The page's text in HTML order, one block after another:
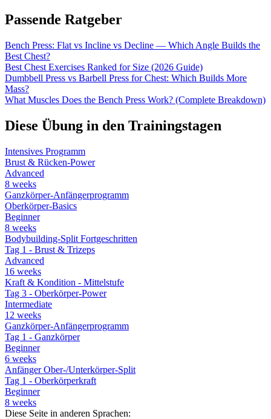
Passende Ratgeber
Bench Press: Flat vs Incline vs Decline — Which Angle Builds the
Best Chest?
Best Chest Exercises Ranked for Size (2026 Guide)
Dumbbell Press vs Barbell Press for Chest: Which Builds More
Mass?
What Muscles Does the Bench Press Work? (Complete Breakdown)
Diese Übung in den Trainingstagen
Intensives Programm
Brust & Rücken-Power
Advanced
8 weeks
Ganzkörper-Anfängerprogramm
Oberkörper-Basics
Beginner
8 weeks
Bodybuilding-Split Fortgeschritten
Tag 1 - Brust & Trizeps
Advanced
16 weeks
Kraft & Kondition - Mittelstufe
Tag 3 - Oberkörper-Power
Intermediate
12 weeks
Ganzkörper-Anfängerprogramm
Tag 1 - Ganzkörper
Beginner
6 weeks
Anfänger Ober-/Unterkörper-Split
Tag 1 - Oberkörperkraft
Beginner
8 weeks
Diese Seite in anderen Sprachen: